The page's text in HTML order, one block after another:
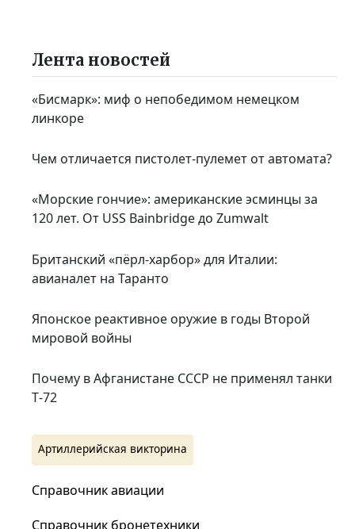
Лента новостей
«Бисмарк»: миф о непобедимом немецком
линкоре
Чем отличается пистолет-пулемет от автомата?
«Морские гончие»: американские эсминцы за
120 лет. От USS Bainbridge до Zumwalt
Британский «пёрл-харбор» для Италии:
авианалет на Таранто
Японское реактивное оружие в годы Второй
мировой войны
Почему в Афганистане СССР не применял танки
Т‑72
Артиллерийская викторина
Справочник авиации
Справочник бронетехники